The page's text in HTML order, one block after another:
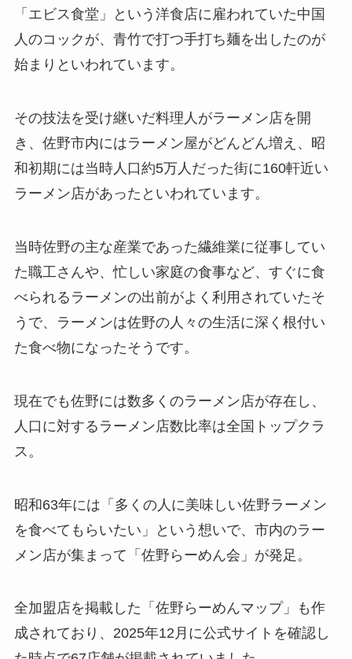
「エビス食堂」という洋食店に雇われていた中国
人のコックが、青竹で打つ手打ち麺を出したのが
始まりといわれています。
その技法を受け継いだ料理人がラーメン店を開
き、佐野市内にはラーメン屋がどんどん増え、昭
和初期には当時人口約5万人だった街に160軒近い
ラーメン店があったといわれています。
当時佐野の主な産業であった繊維業に従事してい
た職工さんや、忙しい家庭の食事など、すぐに食
べられるラーメンの出前がよく利用されていたそ
うで、ラーメンは佐野の人々の生活に深く根付い
た食べ物になったそうです。
現在でも佐野には数多くのラーメン店が存在し、
人口に対するラーメン店数比率は全国トップクラ
ス。
昭和63年には「多くの人に美味しい佐野ラーメン
を食べてもらいたい」という想いで、市内のラー
メン店が集まって「佐野らーめん会」が発足。
全加盟店を掲載した「佐野らーめんマップ」も作
成されており、2025年12月に公式サイトを確認し